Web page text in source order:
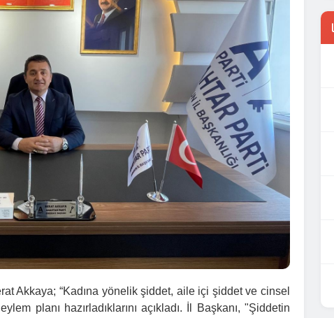
Akkaya; “Kadına yönelik şiddet, aile içi şiddet ve cinsel
planı hazırladıklarını açıkladı. İl Başkanı, "Şiddetin